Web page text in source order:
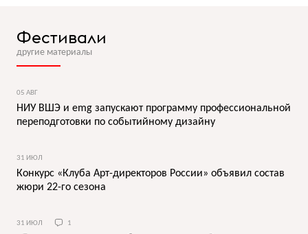
Фестивали
другие материалы
05 АВГ
НИУ ВШЭ и emg запускают программу профессиональной
переподготовки по событийному дизайну
31 ИЮЛ
Конкурс «Клуба Арт-директоров России» объявил состав
жюри 22-го сезона
31 ИЮЛ 1